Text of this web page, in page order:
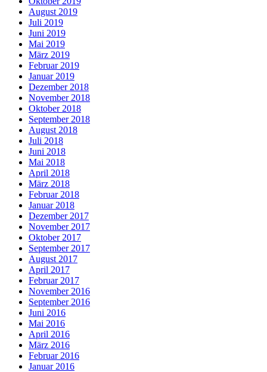
August 2019
Juli 2019
Juni 2019
Mai 2019
März 2019
Februar 2019
Januar 2019
Dezember 2018
November 2018
Oktober 2018
September 2018
August 2018
Juli 2018
Juni 2018
Mai 2018
April 2018
März 2018
Februar 2018
Januar 2018
Dezember 2017
November 2017
Oktober 2017
September 2017
August 2017
April 2017
Februar 2017
November 2016
September 2016
Juni 2016
Mai 2016
April 2016
März 2016
Februar 2016
Januar 2016